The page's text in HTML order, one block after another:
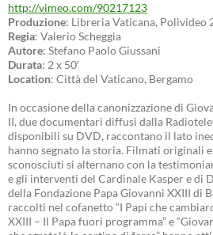
http://vimeo.com/90217123
Produzione: Libreria Vaticana, Polivideo
Regia: Valerio Scheggia
Autore: Stefano Paolo Giussani
Durata: 2 x 50′
Location: Città del Vaticano, Bergamo
In occasione della canonizzazione di
II, due documentari diffusi dalla
disponibili su DVD, raccontano il lato
hanno segnato la storia. Filmati originali
sconosciuti si alternano con la
e gli interventi del Cardinale Kasper e di
della Fondazione Papa Giovanni XXIII di
raccolti nel cofanetto “I Papi che
XXIII – Il Papa fuori programma” e